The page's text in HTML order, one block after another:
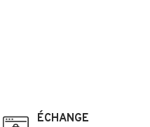
ÉCHANGE